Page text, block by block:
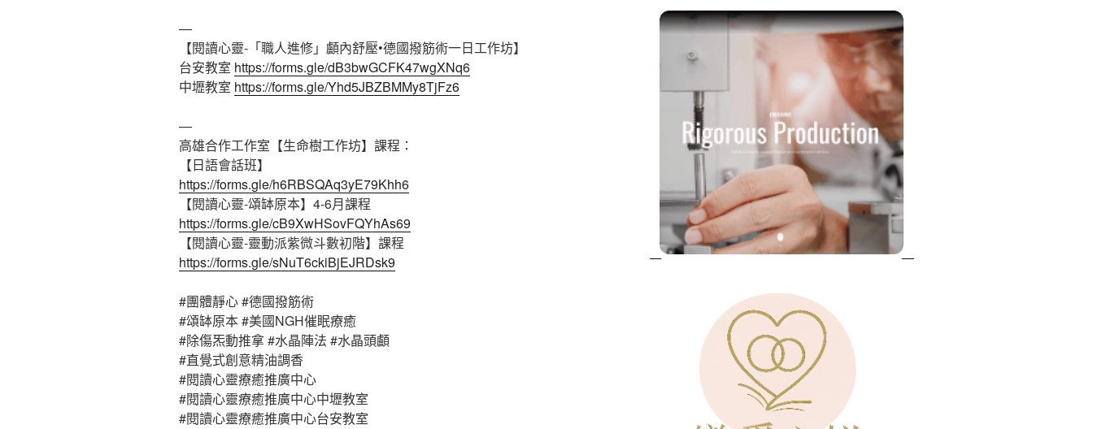
—
【閱讀心靈-「職人進修」顱內舒壓•德國撥筋術一日工作坊】
台安教室 https://forms.gle/dB3bwGCFK47wgXNq6
中壢教室 https://forms.gle/Yhd5JBZBMMy8TjFz6
—
高雄合作工作室【生命樹工作坊】課程：
【日語會話班】
https://forms.gle/h6RBSQAq3yE79Khh6
【閱讀心靈-頌缽原本】4-6月課程
https://forms.gle/cB9XwHSovFQYhAs69
【閱讀心靈-靈動派紫微斗數初階】課程
https://forms.gle/sNuT6ckiBjEJRDsk9
#團體靜心#德國撥筋術
#頌缽原本#美國NGH催眠療癒
#除傷炁動推拿#水晶陣法 #水晶頭顱
#直覺式創意精油調香
#閱讀心靈療癒推廣中心
#閱讀心靈療癒推廣中心中壢教室
#閱讀心靈療癒推廣中心台安教室